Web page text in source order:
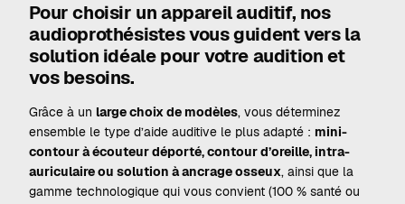
Pour choisir un appareil auditif, nos
audioprothésistes vous guident vers la
solution idéale pour votre audition et
vos besoins.
Grâce à un large choix de modèles, vous déterminez
ensemble le type d’aide auditive le plus adapté : mini-
contour à écouteur déporté, contour d’oreille, intra-
auriculaire ou solution à ancrage osseux, ainsi que la
gamme technologique qui vous convient (100 % santé ou